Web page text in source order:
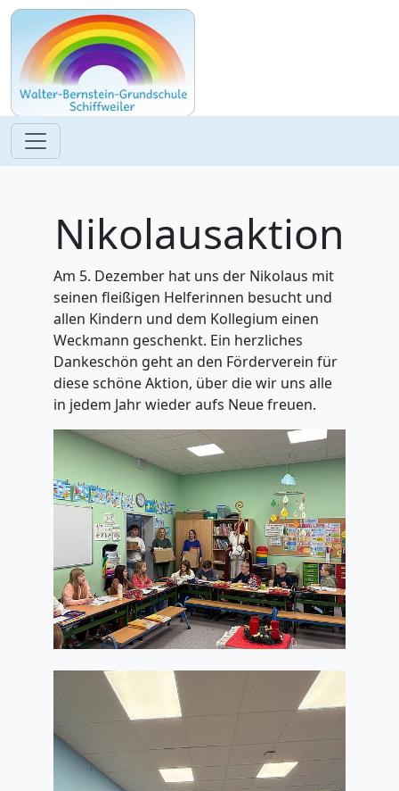
Nikolausaktion
Am 5. Dezember hat uns der Nikolaus mit
seinen fleißigen Helferinnen besucht und
allen Kindern und dem Kollegium einen
Weckmann geschenkt. Ein herzliches
Dankeschön geht an den Förderverein für
diese schöne Aktion, über die wir uns alle
in jedem Jahr wieder aufs Neue freuen.